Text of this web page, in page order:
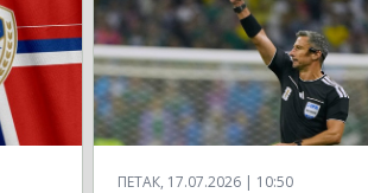
ПЕТАК, 17.07.2026 | 10:50